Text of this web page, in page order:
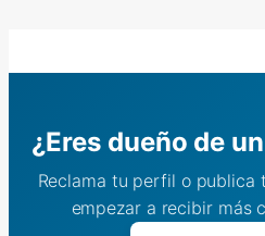
¿Eres dueño de
Reclama tu perfil o publica
empezar a recibir más